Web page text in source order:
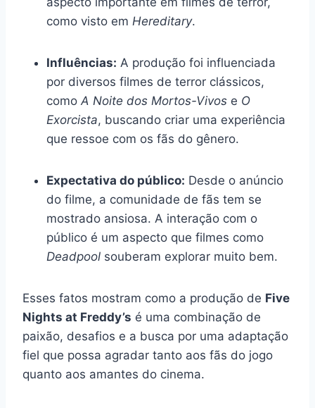
como visto em Hereditary.
Influências: A produção foi influenciada
por diversos filmes de terror clássicos,
como A Noite dos Mortos-Vivos e O
Exorcista, buscando criar uma experiência
que ressoe com os fãs do gênero.
Expectativa do público: Desde o anúncio
do filme, a comunidade de fãs tem se
mostrado ansiosa. A interação com o
público é um aspecto que filmes como
Deadpool souberam explorar muito bem.
Esses fatos mostram como a produção de Five
Nights at Freddy’s é uma combinação de
paixão, desafios e a busca por uma adaptação
fiel que possa agradar tanto aos fãs do jogo
quanto aos amantes do cinema.